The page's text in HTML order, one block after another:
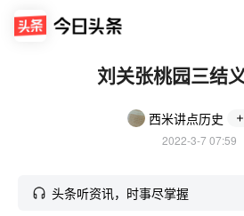
刘关张桃园三结
西米讲点历史
2022-3-7 07:59
头条听资讯，时事尽掌握